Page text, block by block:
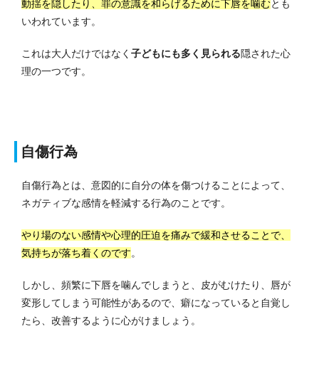
動揺を隠したり、罪の意識を和らげるために下唇を噛むとも
いわれています。
これは大人だけではなく 子どもにも多く見られる隠された心
理の一つです。
自傷行為
自傷行為とは、意図的に自分の体を傷つけることによって、
ネガティブな感情を軽減する行為のことです。
やり場のない感情や心理的圧迫を痛みで緩和させることで、
気持ちが落ち着くのです。
しかし、頻繁に下唇を噛んでしまうと、皮がむけたり、唇が
変形してしまう可能性があるので、癖になっていると自覚し
たら、改善するように心がけましょう。